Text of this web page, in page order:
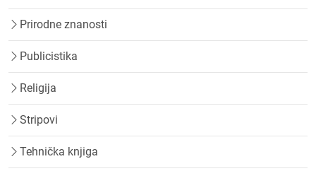
Prirodne znanosti
Publicistika
Religija
Stripovi
Tehnička knjiga